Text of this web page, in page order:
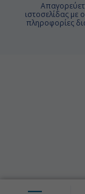
ιστοσελίδας με
πληροφορίες